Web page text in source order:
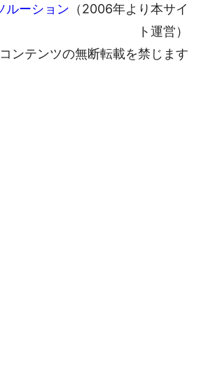
ルーション （2006年より本サイ
ト運営）
ンテンツの無断転載を禁じます